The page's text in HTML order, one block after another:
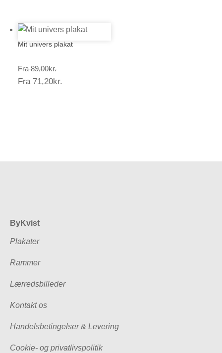
Mit univers plakat
Fra 89,00kr.Prisinterval:
89,00kr.
Fra 71,20kr.
ByKvist
Plakater
Rammer
Lærredsbilleder
Kontakt os
Handelsbetingelser & Levering
Cookie- og privatlivspolitik